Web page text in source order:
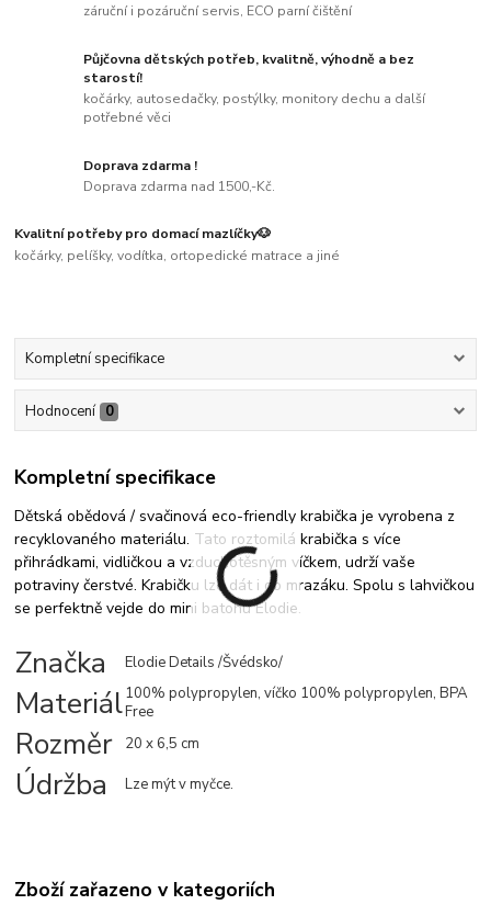
záruční i pozáruční servis, ECO parní čištění
Půjčovna dětských potřeb, kvalitně, výhodně a bez
starostí!
kočárky, autosedačky, postýlky, monitory dechu a další
potřebné věci
Doprava zdarma !
Doprava zdarma nad 1500,-Kč.
Kvalitní potřeby pro domací mazlíčky🐶
kočárky, pelíšky, vodítka, ortopedické matrace a jiné
Kompletní specifikace
Hodnocení 0
Kompletní specifikace
Dětská obědová / svačinová eco-friendly krabička je vyrobena z
recyklovaného materiálu. Tato roztomilá krabička s více
přihrádkami, vidličkou a vzduchotěsným víčkem, udrží vaše
potraviny čerstvé. Krabičku lze dát i do mrazáku. Spolu s lahvičkou
se perfektně vejde do mini batohu Elodie.
Značka Elodie Details /Švédsko/
Materiál100% polypropylen, víčko 100% polypropylen, BPA
Free
Rozměr 20 x 6,5 cm
Údržba Lze mýt v myčce.
Zboží zařazeno v kategoriích